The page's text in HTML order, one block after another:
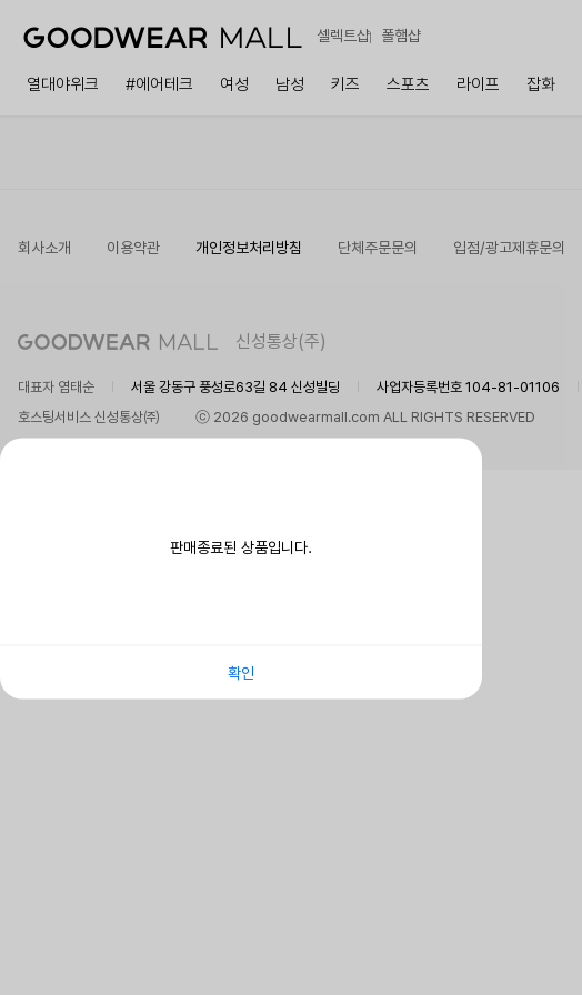
셀렉트샵 폴햄샵
열대야위크 #에어테크 여성 남성 키즈 스포츠 라이프 잡화
판매종료된 상품입니다.
확인
회사소개 이용약관 개인정보처리방침 단체주문문의 입점/광고제휴문의
신성통상(주)
대표자 염태순 서울 강동구 풍성로63길 84 신성빌딩 사업자등록번호 104-81-01106
호스팅서비스 신성통상㈜
ⓒ 2026 goodwearmall.com ALL RIGHTS RESERVED